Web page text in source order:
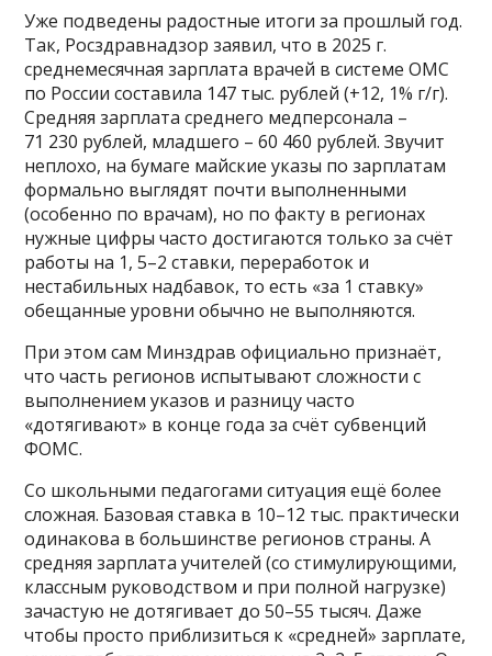
Уже подведены радостные итоги за прошлый год.
Так, Росздравнадзор заявил, что в 2025 г.
среднемесячная зарплата врачей в системе ОМС
по России составила 147 тыс. рублей (+12, 1% г/г).
Средняя зарплата среднего медперсонала –
71 230 рублей, младшего – 60 460 рублей. Звучит
неплохо, на бумаге майские указы по зарплатам
формально выглядят почти выполненными
(особенно по врачам), но по факту в регионах
нужные цифры часто достигаются только за счёт
работы на 1, 5–2 ставки, переработок и
нестабильных надбавок, то есть «за 1 ставку»
обещанные уровни обычно не выполняются.
При этом сам Минздрав официально признаёт,
что часть регионов испытывают сложности с
выполнением указов и разницу часто
«дотягивают» в конце года за счёт субвенций
ФОМС.
Со школьными педагогами ситуация ещё более
сложная. Базовая ставка в 10–12 тыс. практически
одинакова в большинстве регионов страны. А
средняя зарплата учителей (со стимулирующими,
классным руководством и при полной нагрузке)
зачастую не дотягивает до 50–55 тысяч. Даже
чтобы просто приблизиться к «средней» зарплате,